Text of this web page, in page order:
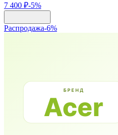
7 400 ₽-5%
Распродажа-6%